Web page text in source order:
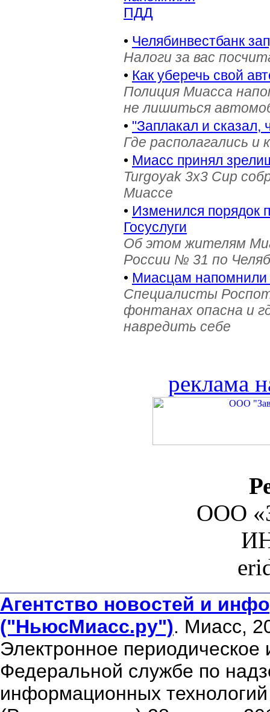
ПДД
• Челябинвестбанк
Налоги за вас
• Как уберечь свой
Полиция Миасса
не лишиться
• "Заплакал и сказал,
Где располагались и
• Миасс принял
Turgoyak 3x3 Cup
Миассе
• Изменился порядок
Госуслуги
Об этом жителям
России № 31 по
• Миасцам напомнили
Специалисты
фонтанах опасна и
навредить себе
реклама
ООО
Агентство новостей и
("НьюсМиасс.ру"). Миасс,
Электронное периодическое
Федеральной службе по
информационных